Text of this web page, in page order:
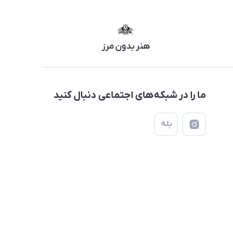
هنر بدون مرز
ما را در شبکه‌های اجتماعی دنبال کنید
بله